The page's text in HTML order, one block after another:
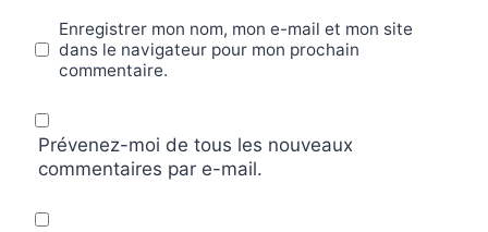
Enregistrer mon nom, mon e-mail et mon site
dans le navigateur pour mon prochain
commentaire.
Prévenez-moi de tous les nouveaux
commentaires par e-mail.